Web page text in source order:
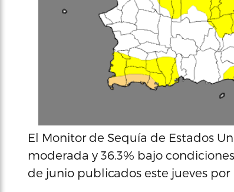
El Monitor de Sequía de Estados
moderada y 36.3% bajo
de junio publicados este jueves por